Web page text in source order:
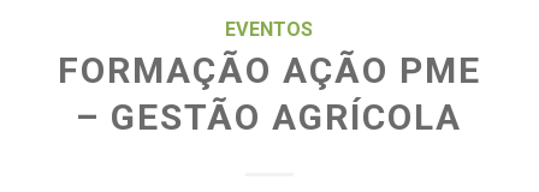
EVENTOS
FORMAÇÃO AÇÃO PME
– GESTÃO AGRÍCOLA